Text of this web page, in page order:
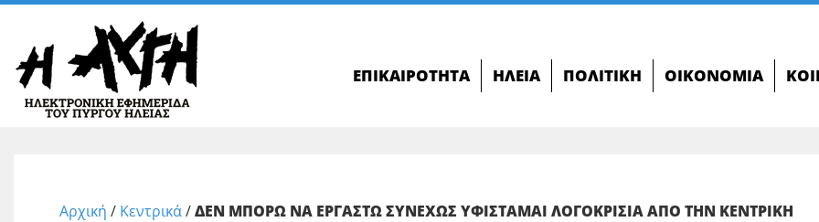
ΕΠΙΚΑΙΡΌΤΗΤΑ ΗΛΕΊΑ ΠΟΛΙΤΙΚΉ ΟΙΚΟΝΟΜΊΑ
Αρχική / Κεντρικά/ΔΕΝ ΜΠΟΡΩ ΝΑ ΕΡΓΑΣΤΩ ΣΥΝΕΧΩΣ ΥΦΙΣΤΑΜΑΙ ΛΟΓΟΚΡΙΣΙΑ ΑΠΟ ΤΗΝ ΚΕΝΤΡΙΚΗ